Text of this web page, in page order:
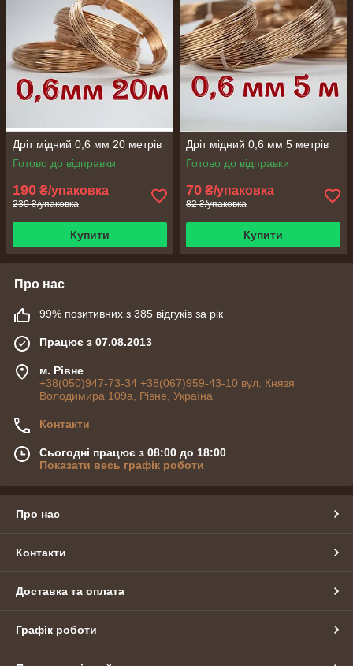
Дріт мідний 0,6 мм 20 метрів
Готово до відправки
190 ₴/упаковка
230 ₴/упаковка
Купити
Дріт мідний 0,6 мм 5 метрів
Готово до відправки
70 ₴/упаковка
82 ₴/упаковка
Купити
Про нас
99% позитивних з 385 відгуків за рік
Працює з 07.08.2013
м. Рівне
+38(050)947-73-34 +38(067)959-43-10 вул. Князя
Володимира 109а, Рівне, Україна
Контакти
Сьогодні працює з 08:00 до 18:00
Показати весь графік роботи
Про нас
Контакти
Доставка та оплата
Графік роботи